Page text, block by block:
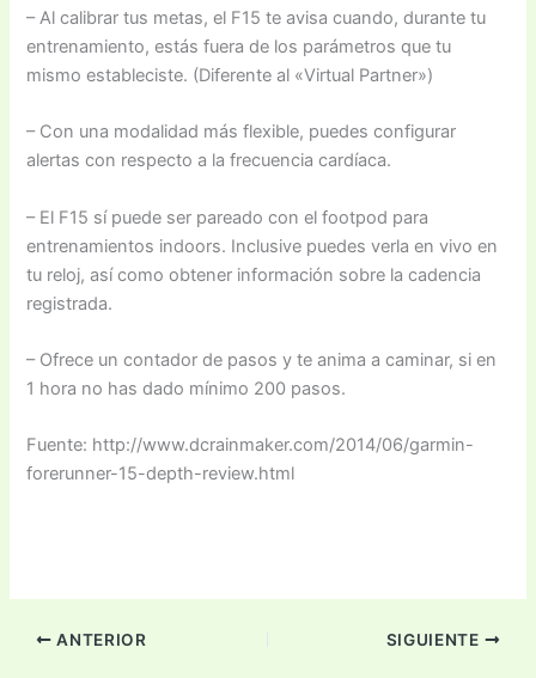
– Al calibrar tus metas, el F15 te avisa cuando, durante tu
entrenamiento, estás fuera de los parámetros que tu
mismo estableciste. (Diferente al «Virtual Partner»)
– Con una modalidad más flexible, puedes configurar
alertas con respecto a la frecuencia cardíaca.
– El F15 sí puede ser pareado con el footpod para
entrenamientos indoors. Inclusive puedes verla en vivo en
tu reloj, así como obtener información sobre la cadencia
registrada.
– Ofrece un contador de pasos y te anima a caminar, si en
1 hora no has dado mínimo 200 pasos.
Fuente: http://www.dcrainmaker.com/2014/06/garmin-
forerunner-15-depth-review.html
ANTERIOR SIGUIENTE